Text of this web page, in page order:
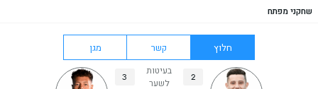
שחקני מפתח
חלוץ קשר מגן
2
בעיטות
לשער
3